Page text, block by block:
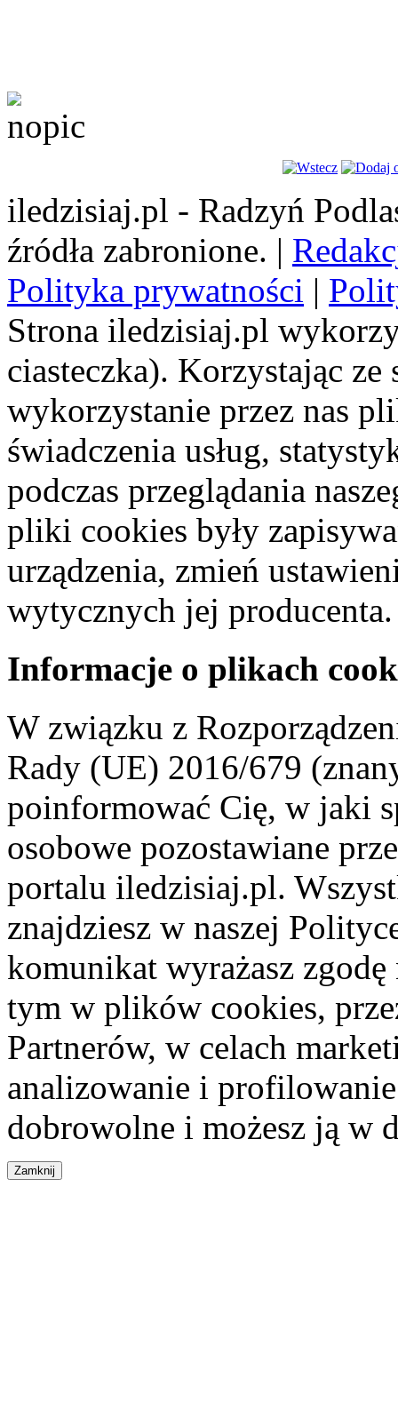
iledzisiaj.pl - Radzyń
źródła zabronione. |
Polityka prywatności |
Strona iledzisiaj.pl
ciasteczka). Korzystając
wykorzystanie przez nas
świadczenia usług,
podczas przeglądania
pliki cookies były
urządzenia, zmień
wytycznych jej producenta.
Informacje o plikach
W związku z
Rady (UE) 2016/679
poinformować Cię, w jaki
osobowe pozostawiane
portalu iledzisiaj.pl.
znajdziesz w naszej
komunikat wyrażasz
tym w plików cookies,
Partnerów, w celach
analizowanie i
dobrowolne i możesz ją w